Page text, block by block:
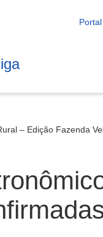
– Edição Fazenda